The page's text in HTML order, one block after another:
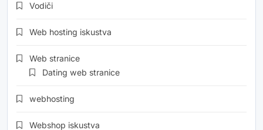
Vodiči
Web hosting iskustva
Web stranice
Dating web stranice
webhosting
Webshop iskustva